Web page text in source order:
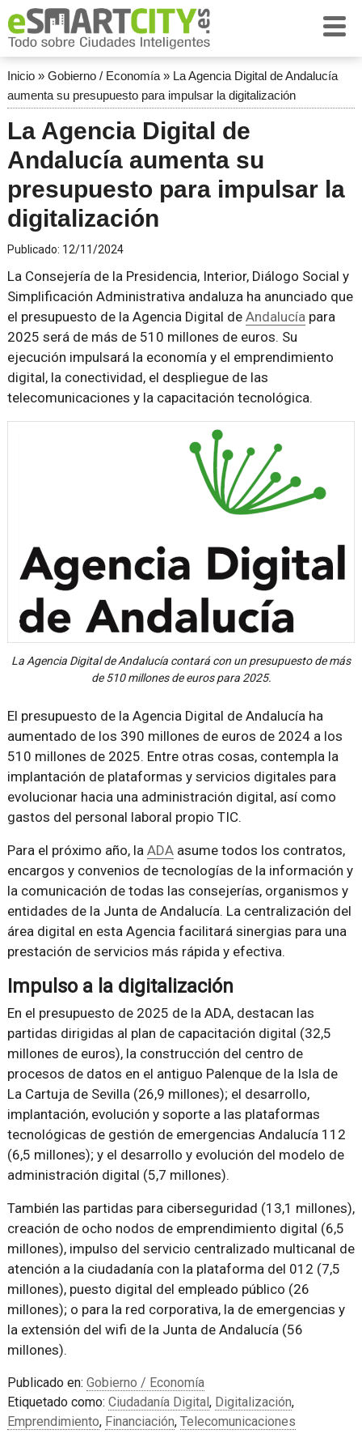
Inicio» Gobierno / Economía» La Agencia Digital de Andalucía
aumenta su presupuesto para impulsar la digitalización
La Agencia Digital de
Andalucía aumenta su
presupuesto para impulsar la
digitalización
Publicado: 12/11/2024
La Consejería de la Presidencia, Interior, Diálogo Social y
Simplificación Administrativa andaluza ha anunciado que
el presupuesto de la Agencia Digital de Andalucíapara
2025 será de más de 510 millones de euros. Su
ejecución impulsará la economía y el emprendimiento
digital, la conectividad, el despliegue de las
telecomunicaciones y la capacitación tecnológica.
La Agencia Digital de Andalucía contará con un presupuesto de más
de 510 millones de euros para 2025.
El presupuesto de la Agencia Digital de Andalucía ha
aumentado de los 390 millones de euros de 2024 a los
510 millones de 2025. Entre otras cosas, contempla la
implantación de plataformas y servicios digitales para
evolucionar hacia una administración digital, así como
gastos del personal laboral propio TIC.
Para el próximo año, la ADAasume todos los contratos,
encargos y convenios de tecnologías de la información y
la comunicación de todas las consejerías, organismos y
entidades de la Junta de Andalucía. La centralización del
área digital en esta Agencia facilitará sinergias para una
prestación de servicios más rápida y efectiva.
Impulso a la digitalización
En el presupuesto de 2025 de la ADA, destacan las
partidas dirigidas al plan de capacitación digital (32,5
millones de euros), la construcción del centro de
procesos de datos en el antiguo Palenque de la Isla de
La Cartuja de Sevilla (26,9 millones); el desarrollo,
implantación, evolución y soporte a las plataformas
tecnológicas de gestión de emergencias Andalucía 112
(6,5 millones); y el desarrollo y evolución del modelo de
administración digital (5,7 millones).
También las partidas para ciberseguridad (13,1 millones),
creación de ocho nodos de emprendimiento digital (6,5
millones), impulso del servicio centralizado multicanal de
atención a la ciudadanía con la plataforma del 012 (7,5
millones), puesto digital del empleado público (26
millones); o para la red corporativa, la de emergencias y
la extensión del wifi de la Junta de Andalucía (56
millones).
Publicado en: Gobierno / Economía
Etiquetado como: Ciudadanía Digital, Digitalización,
Emprendimiento, Financiación, Telecomunicaciones